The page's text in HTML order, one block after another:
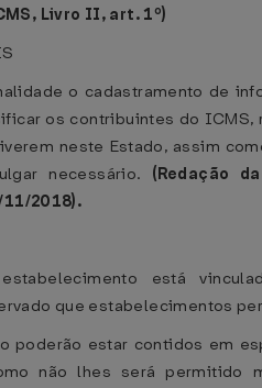
Livro II, art. 1º)
o cadastramento de
os contribuintes do ICMS,
neste Estado, assim
necessário. (Redação
11/2018).
está
que estabelecimentos
poderão estar contidos em
não lhes será permitido